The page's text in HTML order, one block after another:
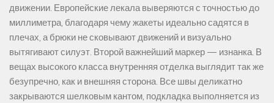
движении. Европейские лекала выверяются с точностью до
миллиметра, благодаря чему жакеты идеально садятся в
плечах, а брюки не сковывают движений и визуально
вытягивают силуэт. Второй важнейший маркер — изнанка. В
вещах высокого класса внутренняя отделка выглядит так же
безупречно, как и внешняя сторона. Все швы деликатно
закрываются шелковым кантом, подкладка выполняется из